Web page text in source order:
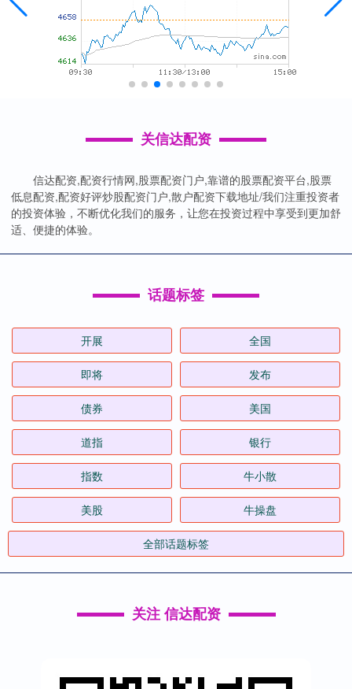
关信达配资
信达配资,配资行情网,股票配资门户,靠谱的股票配资平台,股票
低息配资,配资好评炒股配资门户,散户配资下载地址/我们注重投资者
的投资体验，不断优化我们的服务，让您在投资过程中享受到更加舒
适、便捷的体验。
话题标签
开展 全国
即将 发布
债券 美国
道指 银行
指数 牛小散
美股 牛操盘
全部话题标签
关注 信达配资